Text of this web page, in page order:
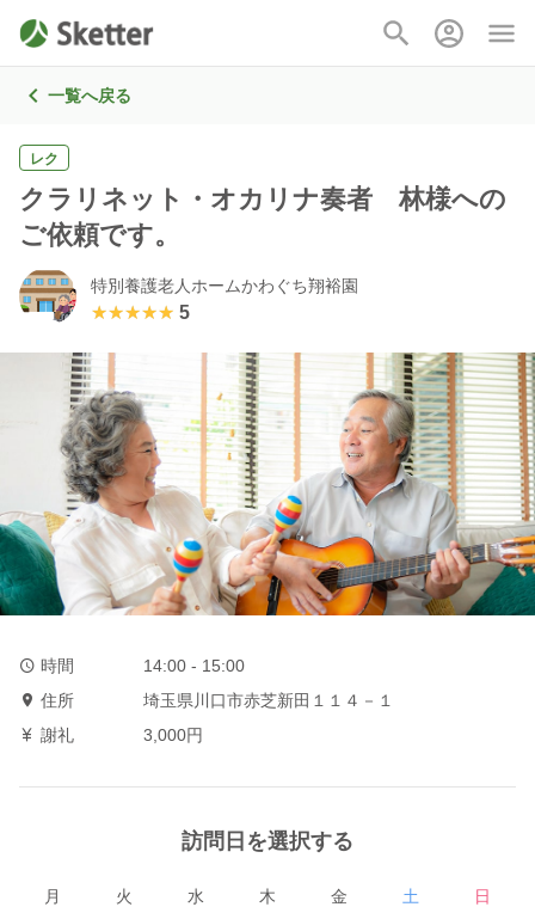
一覧へ戻る
レク
クラリネット・オカリナ奏者 林様への
ご依頼です。
特別養護老人ホームかわぐち翔裕園
★★★★★
★★★★★ 5
時間
14:00 - 15:00
住所
埼玉県川口市赤芝新田１１４－１
謝礼
3,000円
訪問日を選択する
月 火 水 木 金 土
日